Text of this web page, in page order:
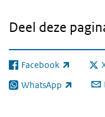
Deel deze
Facebook
(externe link)
WhatsApp
(externe link)